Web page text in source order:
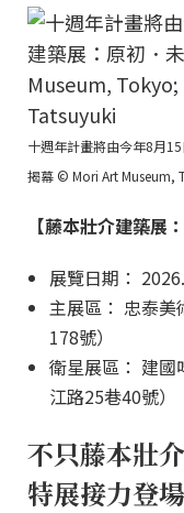
十週年計畫將由今年8月
揭幕 © Mori Art Museum,
【藤本壯介建築展
展覽日期：
主展區： 忠泰
178號）
衛星展區： 建國
江路25巷40號）
不只藤本壯
特展接力登場